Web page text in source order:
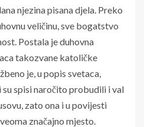
njezina pisana djela. Preko
veličinu, sve bogatstvo
Postala je duhovna
takozvane katoličke
je, u popis svetaca,
spisi naročito probudili i val
zato ona i u povijesti
značajno mjesto.